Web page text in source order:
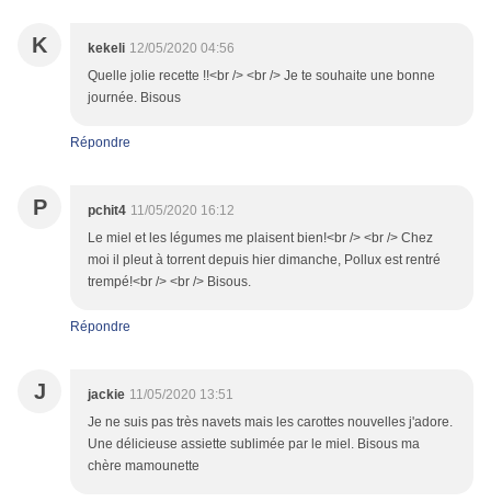
K kekeli 12/05/2020 04:56
Quelle jolie recette !!<br /> <br /> Je te souhaite une bonne
journée. Bisous
Répondre
P pchit4 11/05/2020 16:12
Le miel et les légumes me plaisent bien!<br /> <br /> Chez
moi il pleut à torrent depuis hier dimanche, Pollux est rentré
trempé!<br /> <br /> Bisous.
Répondre
J jackie 11/05/2020 13:51
Je ne suis pas très navets mais les carottes nouvelles j'adore.
Une délicieuse assiette sublimée par le miel. Bisous ma
chère mamounette